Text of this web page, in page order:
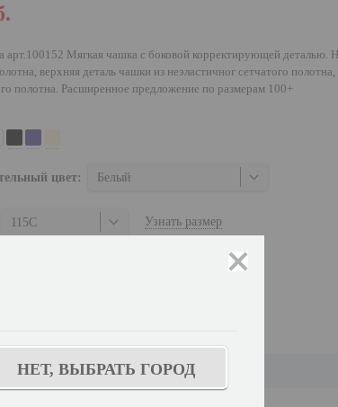
арт.100152 Мягкая чашка с боковой корректирующей деталью.
верхняя деталь чашки из неэластичног сетчатого
полотна. Расширенное предложение по размерам 100+
цвет: Белый
115C Узнать размер
НЕТ, ВЫБРАТЬ ГОРОД